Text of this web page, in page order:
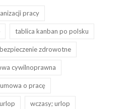
pracy
tablica kanban po polsku
zdrowotne
cywilnoprawna
umowa o pracę
urlop wczasy; urlop